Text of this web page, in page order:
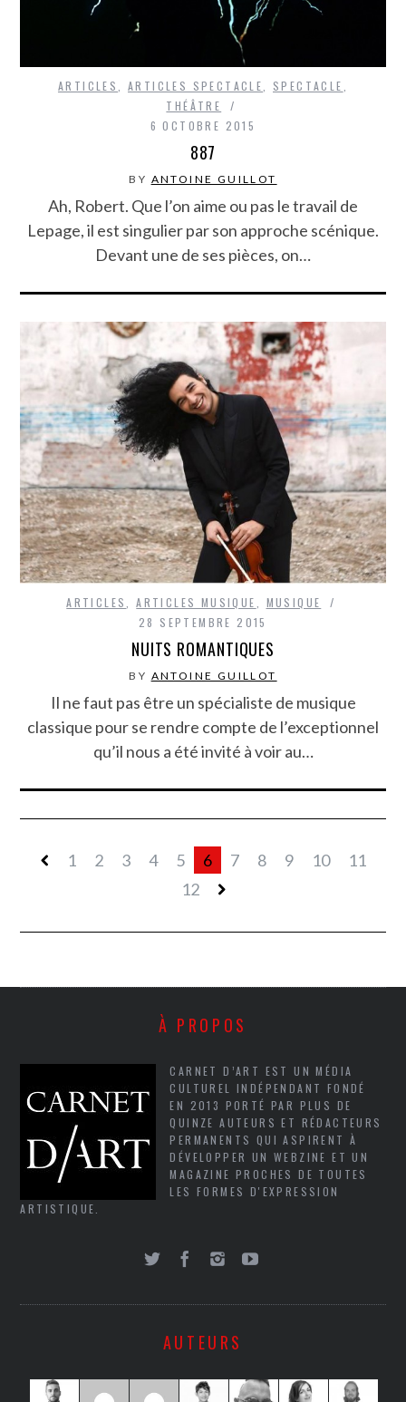
ARTICLES ARTICLES SPECTACLE SPECTACLE
THÉÂTRE
6 OCTOBRE 2015
887
BY ANTOINE GUILLOT
Ah, Robert. Que l’on aime ou pas le travail de
Lepage, il est singulier par son approche scénique.
Devant une de ses pièces, on…
ARTICLES ,ARTICLES MUSIQUE
MUSIQUE
28 SEPTEMBRE 2015
NUITS ROMANTIQUES
BY ANTOINE GUILLOT
Il ne faut pas être un spécialiste de musique
classique pour se rendre compte de l’exceptionnel
qu’il nous a été invité à voir au…
1 2 3 4 5 6 7 8 9 10
11
12
À PROPOS
CARNET D’ART EST UN MÉDIA
CULTUREL INDÉPENDANT FONDÉ
EN 2013 PORTÉ PAR PLUS DE
QUINZE AUTEURS ET RÉDACTEURS
PERMANENTS QUI ASPIRENT À
DÉVELOPPER UN WEBZINE ET UN
MAGAZINE PROCHES DE TOUTES
LES FORMES D'EXPRESSION
ARTISTIQUE.
AUTEURS